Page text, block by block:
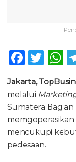
F
c
e
b
o
o
T
w
it
te
r
h
a
A
p
Jakarta,
melalui
Sumatera
mencukupi
pedesaan.